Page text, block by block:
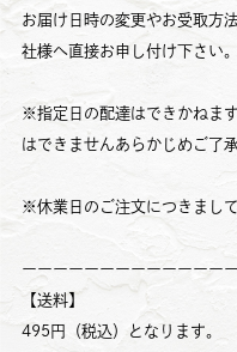
お届け日時の変更やお受取方
社様へ直接お申し付け下さい。
※指定日の配達はできかねま
はできませんあらかじめご了
※休業日のご注文につきまし
ーーーーーーーーーーーーー
【送料】
495円（税込）となります。